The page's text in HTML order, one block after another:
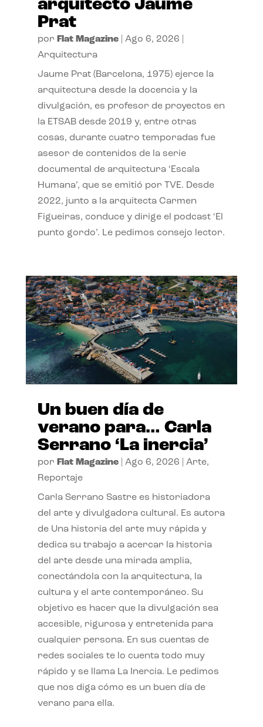
arquitecto Jaume
Prat
por Flat Magazine| Ago 6, 2026
Arquitectura
Jaume Prat (Barcelona, 1975) ejerce la
arquitectura desde la docencia y la
divulgación, es profesor de proyectos en
la ETSAB desde 2019 y, entre otras
cosas, durante cuatro temporadas fue
asesor de contenidos de la serie
documental de arquitectura ‘Escala
Humana’, que se emitió por TVE. Desde
2022, junto a la arquitecta Carmen
Figueiras, conduce y dirige el podcast ‘El
punto gordo’. Le pedimos consejo lector.
Un buen día de
verano para… Carla
Serrano ‘La inercia’
por Flat Magazine| Ago 6, 2026 Arte,
Reportaje
Carla Serrano Sastre es historiadora
del arte y divulgadora cultural. Es autora
de Una historia del arte muy rápida y
dedica su trabajo a acercar la historia
del arte desde una mirada amplia,
conectándola con la arquitectura, la
cultura y el arte contemporáneo. Su
objetivo es hacer que la divulgación sea
accesible, rigurosa y entretenida para
cualquier persona. En sus cuentas de
redes sociales te lo cuenta todo muy
rápido y se llama La Inercia. Le pedimos
que nos diga cómo es un buen día de
verano para ella.